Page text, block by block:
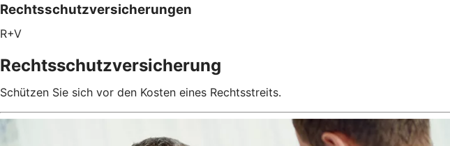
Rechtsschutzversicherungen
R+V
Rechtsschutzversicherung
Schützen Sie sich vor den Kosten eines Rechtsstreits.